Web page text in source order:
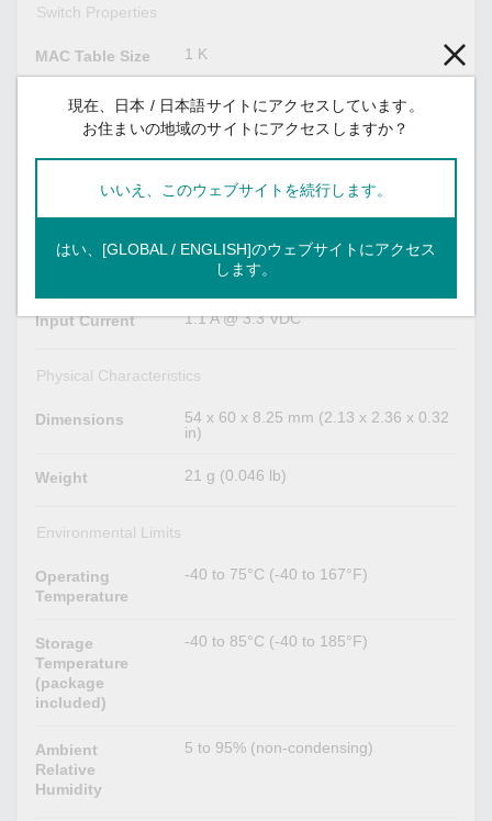
Switch Properties
MAC Table Size 1 K
Packet Buffer
512 kbits
Console Port RS-232 (TxD, RxD, DTR, DSR)
Input Current 1.1 A @ 3.3 VDC
Physical Characteristics
Dimensions
54 x 60 x 8.25 mm (2.13 x 2.36 x 0.32
in)
Weight 21 g (0.046 lb)
Environmental Limits
Operating
Temperature
-40 to 75°C (-40 to 167°F)
Storage
Temperature
(package
included)
-40 to 85°C (-40 to 185°F)
Ambient
Relative
Humidity
5 to 95% (non-condensing)
現在、日本 / 日本語サイトにアクセスしています。
お住まいの地域のサイトにアクセスしますか？
いいえ、このウェブサイトを続行します。
はい、[GLOBAL / ENGLISH]のウェブサイトにアクセス
します。